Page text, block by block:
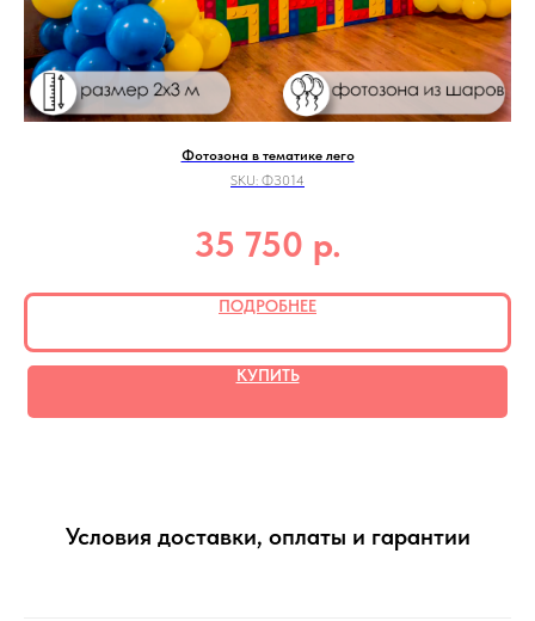
Фотозона в тематике лего
SKU: ФЗ014
35 750 р.
ПОДРОБНЕЕ
КУПИТЬ
Условия доставки, оплаты и гарантии